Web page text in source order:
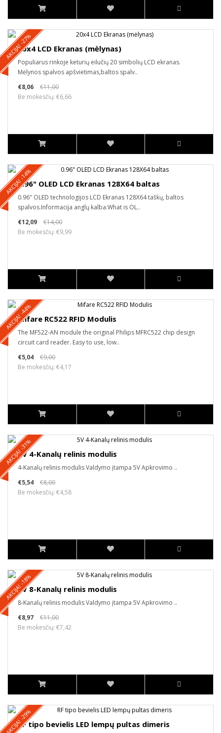
AKCIJA! -27%20x4 LCD Ekranas (mėlynas)
Populiarus rinkoje keturių eilučių 20 simbolių LCD ekranas.
Mėlynos spalvos apšvietimas,baltos spalv..
€8,06
€11,00
Be mokesčių: €6,66
AKCIJA! -14%0.96" OLED LCD Ekranas 128X64 baltas
0.96" OLED technologijos LCD Ekranas 128X64 taškų, baltos
spalvos.Informacija anglų kalba:What is OL..
€12,09
€14,00
Be mokesčių: €9,99
AKCIJA! -44%Mifare RC522 RFID Modulis
The MF522-AN module the original Philips MFRC522 chip design
circuit card reader. Easy to use, low..
€5,04
€9,00
Be mokesčių: €4,17
AKCIJA! -31%5V 4-Kanalų relinis modulis
4-Kanalų relinis modulis Valdymo įtampa 5V Apkrovimo ..
€5,54
€8,00
Be mokesčių: €4,58
AKCIJA! -18%5V 8-Kanalų relinis modulis
8-Kanalų relinis modulis Valdymo įtampa 5V Apkrovimo ..
€8,97
€11,00
Be mokesčių: €7,42
AKCIJA! -29%RF tipo bevielis LED lempų pultas dimeris